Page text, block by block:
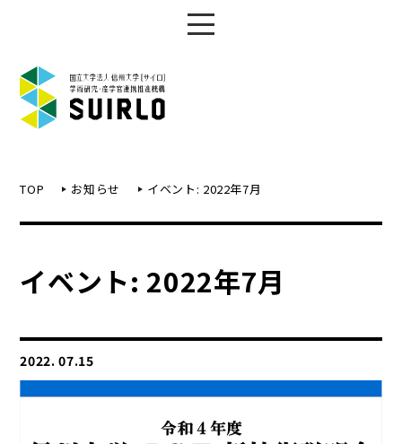
TOP お知らせ イベント: 2022年7月
イベント: 2022年7月
2022. 07.15